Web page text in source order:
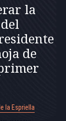
la
de
la Espriella